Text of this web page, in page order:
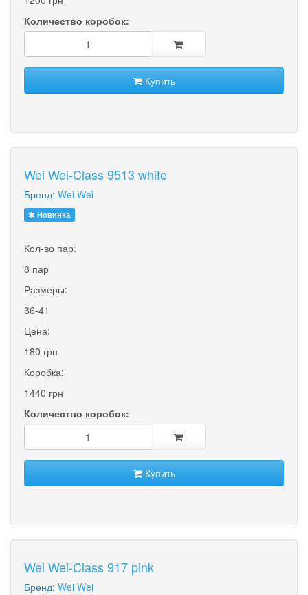
Количество коробок:
Купить
Wei Wei-Class 9513 white
Бренд: Wei Wei
Новинка
Кол-во пар:
8 пар
Размеры:
36-41
Цена:
180 грн
Коробка:
1440 грн
Количество коробок:
Купить
Wei Wei-Class 917 pink
Бренд: Wei Wei